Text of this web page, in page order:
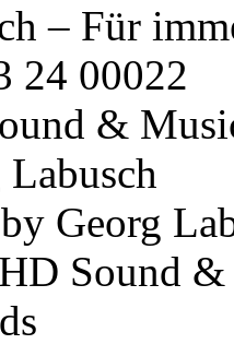
– Für
24 00022
&
Georg
Sound